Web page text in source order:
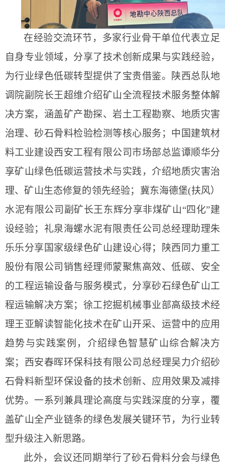
在经验交流环节，多家行业骨干单位代表立足
自身专业领域，分享了技术创新成果与实践经验，
为行业绿色低碳转型提供了宝贵借鉴。陕西总队地
调院副院长王超维介绍矿山全流程技术服务整体解
决方案，涵盖矿产勘探、岩土工程勘察、地质灾害
治理、砂石骨料检验检测等核心服务；中国建筑材
料工业建设西安工程有限公司市场部总监谭顺华分
享矿山绿色低碳运营技术与实践，介绍地质灾害治
理、矿山生态修复的领先经验；冀东海德堡(扶风）
水泥有限公司副矿长王东辉分享非煤矿山“四化”建
设经验；礼泉海螺水泥有限责任公司总经理助理朱
乐乐分享国家级绿色矿山建设心得；陕西同力重工
股份有限公司销售经理师蒙聚焦高效、低碳、安全
的工程运输设备与服务模式，分享砂石绿色矿山工
程运输解决方案；徐工挖掘机械事业部高级技术经
理王亚解读智能化技术在矿山开采、运营中的应用
趋势与实践案例，介绍绿色智慧矿山综合解决方
案；西安春晖环保科技有限公司总经理吴力介绍砂
石骨料新型环保设备的技术创新、应用效果及减排
优势。一系列兼具理论高度与实践深度的分享，覆
盖矿山全产业链条的绿色发展关键环节，为行业转
型升级注入新思路。
此外，会议还同期举行了砂石骨料分会与绿色